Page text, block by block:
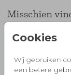
Cookies
Wij gebruiken
een betere
Misschien